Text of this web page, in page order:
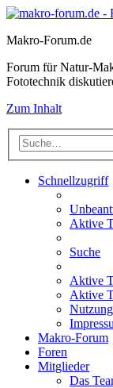
Makro-Forum.de
Forum für Natur-
Fototechnik
Zum Inhalt
Schnellzugriff
Aktive
Suche
Aktive
Aktive
Makro-Forum
Foren
Mitglieder
Das